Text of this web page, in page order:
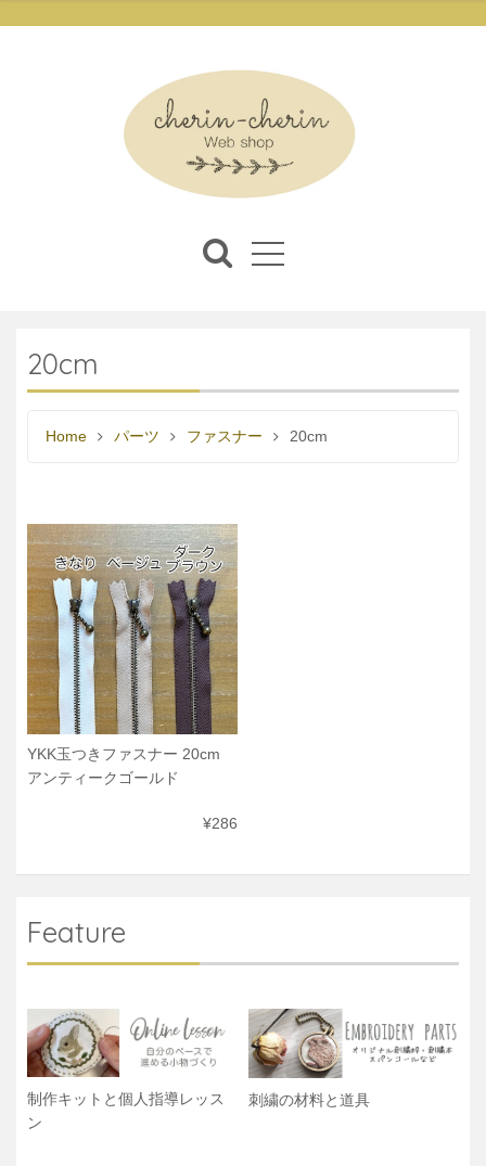
20cm
Home パーツ ファスナー 20cm
YKK玉つきファスナー 20cm
アンティークゴールド
¥286
Feature
制作キットと個人指導レッス
ン
刺繍の材料と道具